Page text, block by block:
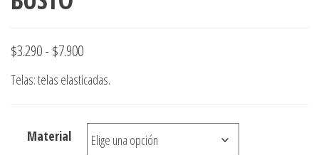
$3.290- $7.900Rango
de
desde
$3.290
Telas: telas elasticadas.
Material